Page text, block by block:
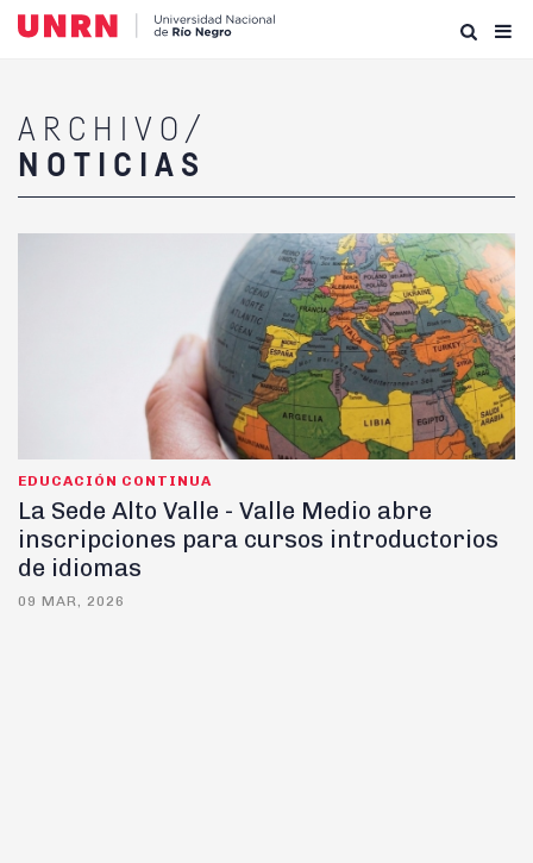
ARCHIVO/
NOTICIAS
EDUCACIÓN CONTINUA
La Sede Alto Valle - Valle Medio abre
inscripciones para cursos introductorios
de idiomas
09 MAR, 2026